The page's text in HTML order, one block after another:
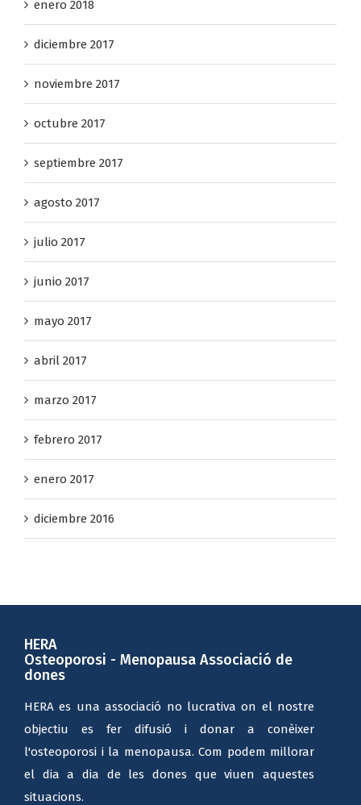
enero 2018
diciembre 2017
noviembre 2017
octubre 2017
septiembre 2017
agosto 2017
julio 2017
junio 2017
mayo 2017
abril 2017
marzo 2017
febrero 2017
enero 2017
diciembre 2016
HERA
Osteoporosi - Menopausa Associació de
dones
HERA es una associació no lucrativa on el nostre
objectiu es fer difusió i donar a conèixer
l'osteoporosi i la menopausa. Com podem millorar
el dia a dia de les dones que viuen aquestes
situacions.